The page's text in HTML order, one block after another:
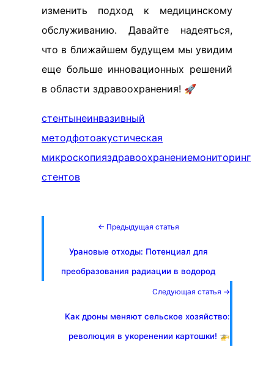
изменить подход к медицинскому
обслуживанию. Давайте надеяться,
что в ближайшем будущем мы увидим
еще больше инновационных решений
в области здравоохранения! 🚀
стентынеинвазивный
методфотоакустическая
микроскопияздравоохранениемониторинг
стентов
← Предыдущая статья
Урановые отходы: Потенциал для
преобразования радиации в водород
Следующая статья →
Как дроны меняют сельское хозяйство:
революция в укоренении картошки! 🚁